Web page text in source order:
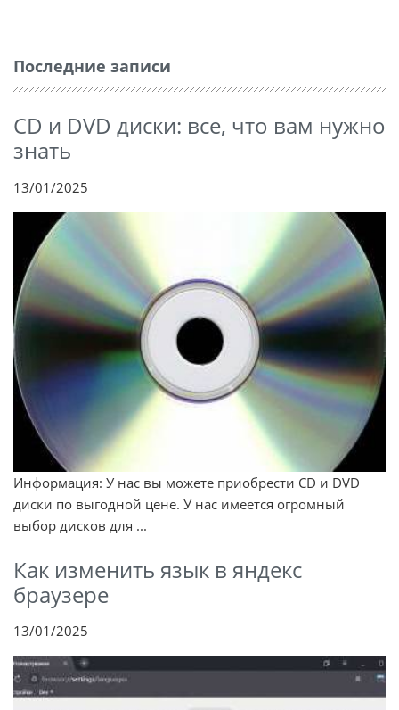
Последние записи
CD и DVD диски: все, что вам нужно
знать
13/01/2025
Информация: У нас вы можете приобрести CD и DVD
диски по выгодной цене. У нас имеется огромный
выбор дисков для ...
Как изменить язык в яндекс
браузере
13/01/2025